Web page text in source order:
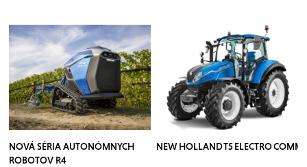
NOVÁ SÉRIA AUTONÓMNYCH
ROBOTOV R4
NEW HOLLAND T5 ELECTRO